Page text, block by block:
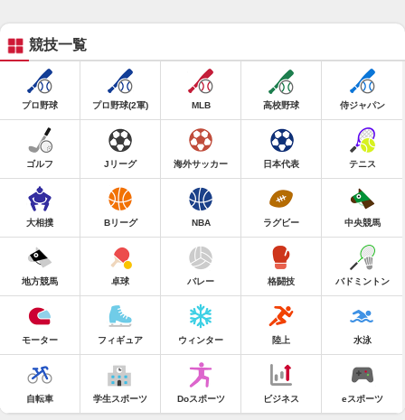
競技一覧
プロ野球 プロ野球(2軍) MLB 高校野球 侍ジャパン
ゴルフ Jリーグ 海外サッカー 日本代表 テニス
大相撲 Bリーグ NBA ラグビー 中央競馬
地方競馬 卓球 バレー 格闘技 バドミントン
モーター フィギュア ウィンター 陸上 水泳
自転車 学生スポーツ Doスポーツ ビジネス eスポーツ